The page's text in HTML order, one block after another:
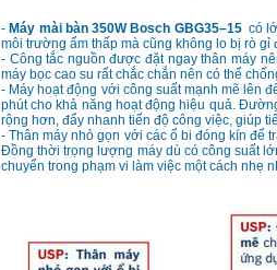
- Máy mài bàn 350W Bosch GBG35–15có
môi trường ẩm thấp mà cũng không lo bị rò
- Công tắc nguồn được đặt ngay thân máy
máy bọc cao su rất chắc chắn nên có thể
- Máy hoạt động với công suất mạnh mẽ lên
phút cho khả năng hoạt động hiệu quả.
rộng hơn, đẩy nhanh tiến độ công việc, giúp
- Thân máy nhỏ gọn với các ổ bi đóng kín để
Đồng thời trọng lượng máy dù có công suất
chuyển trong phạm vi làm việc một cách nhẹ